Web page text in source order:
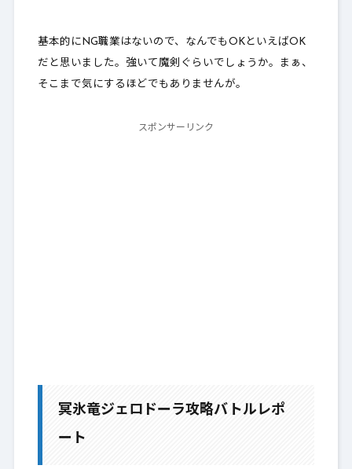
基本的にNG職業はないので、なんでもOKといえばOK
だと思いました。強いて魔剣ぐらいでしょうか。まぁ、
そこまで気にするほどでもありませんが。
スポンサーリンク
冥氷竜ジェロドーラ攻略バトルレポ
ート